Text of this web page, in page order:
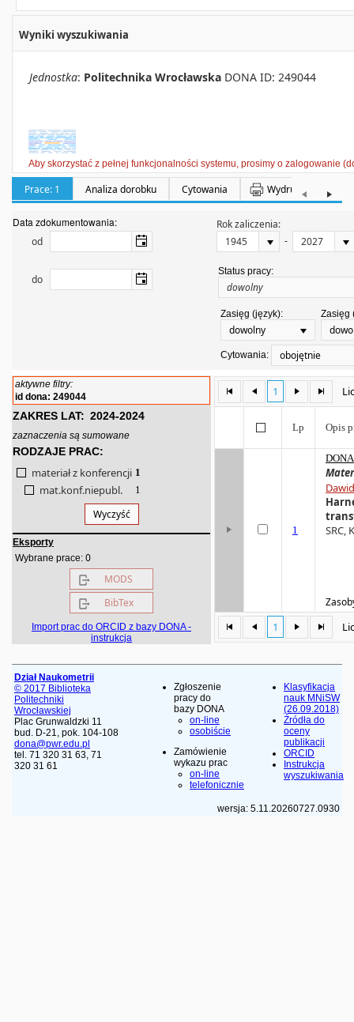
Wyniki wyszukiwania
Jednostka: Politechnika Wrocławska DONA ID: 249044
Aby skorzystać z pełnej funkcjonalności systemu, prosimy o zalogowanie
Prace: 1 Analiza dorobku Cytowania Wydruki
Data zdokumentowania:
od
Rok zaliczenia:
-
do
Status pracy:
Zasięg (język):
dowolny
Zasięg
Cytowania: obojętnie
aktywne filtry:
id dona: 249044
ZAKRES LAT: 2024-2024
zaznaczenia są sumowane
RODZAJE PRAC:
materiał z konferencji 1
mat.konf.niepubl. 1
Wyczyść
Eksporty
Wybrane prace: 0
MODS
BibTex
Import prac do ORCID z bazy DONA -
instrukcja
1
Lp Opis
1
1
SRC,
Dział Naukometrii
© 2017 Biblioteka
Politechniki
Wrocławskiej
Plac Grunwaldzki 11
bud. D-21, pok. 104-108
dona@pwr.edu.pl
tel. 71 320 31 63, 71
320 31 61
Zgłoszenie
pracy do
bazy DONA
on-line
osobiście
Zamówienie
wykazu prac
on-line
telefonicznie
Klasyfikacja
nauk MNiSW
(26.09.2018)
Źródła do
oceny
publikacji
ORCID
Instrukcja
wyszukiwania
wersja: 5.11.20260727.0930